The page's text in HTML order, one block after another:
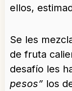
ellos,
Se les
de fruta
desafío les
pesos” los